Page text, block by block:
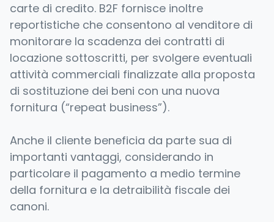
carte di credito. B2F fornisce inoltre
reportistiche che consentono al venditore di
monitorare la scadenza dei contratti di
locazione sottoscritti, per svolgere eventuali
attività commerciali finalizzate alla proposta
di sostituzione dei beni con una nuova
fornitura (“repeat business”).
Anche il cliente beneficia da parte sua di
importanti vantaggi, considerando in
particolare il pagamento a medio termine
della fornitura e la detraibilità fiscale dei
canoni.